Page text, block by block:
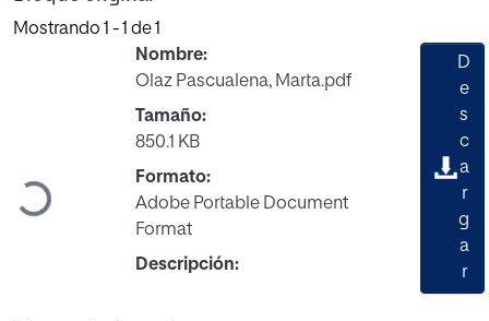
Mostrando 1 - 1 de 1
Cargando...
Nombre:
Olaz Pascualena, Marta.pdf
Tamaño:
850.1 KB
Formato:
Adobe Portable Document
Format
Descripción:
D
e
s
c
a
r
g
a
r